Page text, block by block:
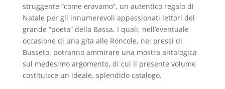
struggente “come eravamo”, un autentico regalo di
Natale per gli innumerevoli appassionati lettori del
grande “poeta” della Bassa. I quali, nell’eventuale
occasione di una gita alle Roncole, nei pressi di
Busseto, potranno ammirare una mostra antologica
sul medesimo argomento, di cui il presente volume
costituisce un ideale, splendido catalogo.